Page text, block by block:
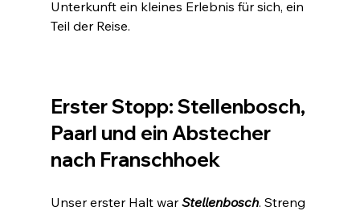
Unterkunft ein kleines Erlebnis für sich, ein
Teil der Reise.
Erster Stopp: Stellenbosch,
Paarl und ein Abstecher
nach Franschhoek
Unser erster Halt war Stellenbosch. Streng